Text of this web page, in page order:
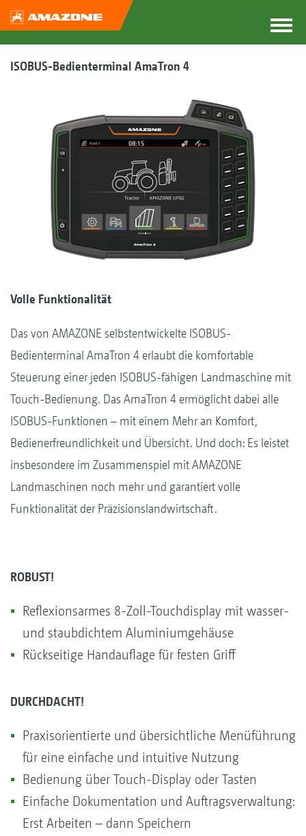
ISOBUS-Bedien­terminal AmaTron 4
Volle Funktionalität
Das von AMAZONE selbstentwickelte ISOBUS-
Bedienterminal AmaTron 4 erlaubt die komfortable
Steuerung einer jeden ISOBUS-fähigen Landmaschine mit
Touch-Bedienung. Das AmaTron 4 ermöglicht dabei alle
ISOBUS-Funktionen – mit einem Mehr an Komfort,
Bedienerfreundlichkeit und Übersicht. Und doch: Es leistet
insbesondere im Zusammenspiel mit AMAZONE
Landmaschinen noch mehr und garantiert volle
Funktionalität der Präzisionslandwirtschaft.
ROBUST!
Reflexionsarmes 8-Zoll-Touchdisplay mit wasser-
und staubdichtem Aluminiumgehäuse
Rückseitige Handauflage für festen Griff
DURCHDACHT!
Praxisorientierte und übersichtliche Menüführung
für eine einfache und intuitive Nutzung
Bedienung über Touch-Display oder Tasten
Einfache Dokumentation und Auftragsverwaltung:
Erst Arbeiten – dann Speichern